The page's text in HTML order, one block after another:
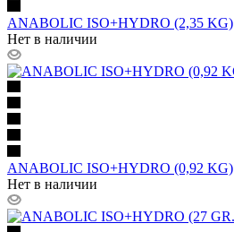
ANABOLIC ISO+HYDRO (2,35 KG)
Нет в наличии
ANABOLIC ISO+HYDRO (0,92 KG)
Нет в наличии